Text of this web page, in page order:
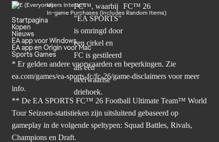
Users Interact
In-game Purchases (Includes Random Items)
Startpagina
Kopen
Nieuws
EA app voor Windows
EA app en Origin voor Mac
Sports Games
* Er gelden andere voorwaarden en beperkingen. Zie
ea.com/games/ea-sports-fc/fc-26/game-disclaimers voor meer
info.
** De EA SPORTS FC™ 26 Football Ultimate Team™ World
Tour Seizoen-statistieken zijn uitsluitend gebaseerd op
gameplay in de volgende speltypen: Squad Battles, Rivals,
Champions en Draft.